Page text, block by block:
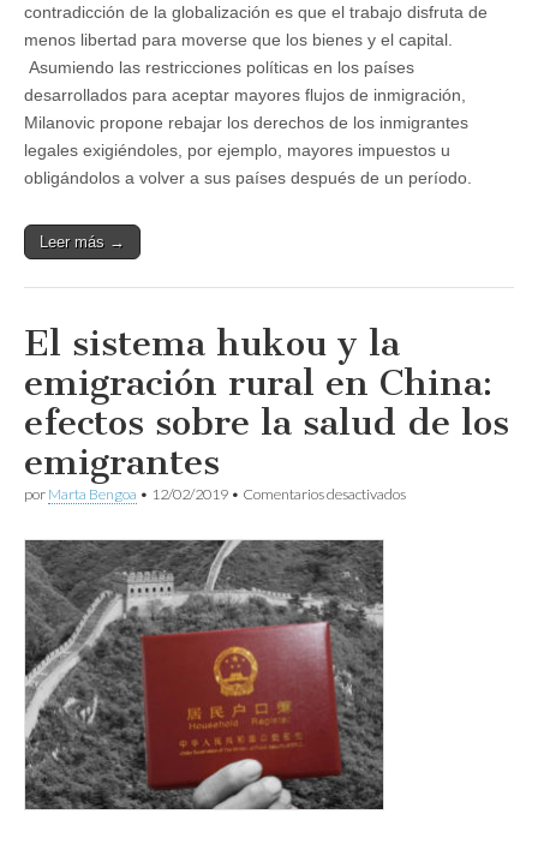
contradicción de la globalización es que el trabajo disfruta de
menos libertad para moverse que los bienes y el capital.
Asumiendo las restricciones políticas en los países
desarrollados para aceptar mayores flujos de inmigración,
Milanovic propone rebajar los derechos de los inmigrantes
legales exigiéndoles, por ejemplo, mayores impuestos u
obligándolos a volver a sus países después de un período.
Leer más →
El sistema hukou y la
emigración rural en China:
efectos sobre la salud de los
emigrantes
por Marta Bengoa • 12/02/2019 • Comentarios desactivadosen